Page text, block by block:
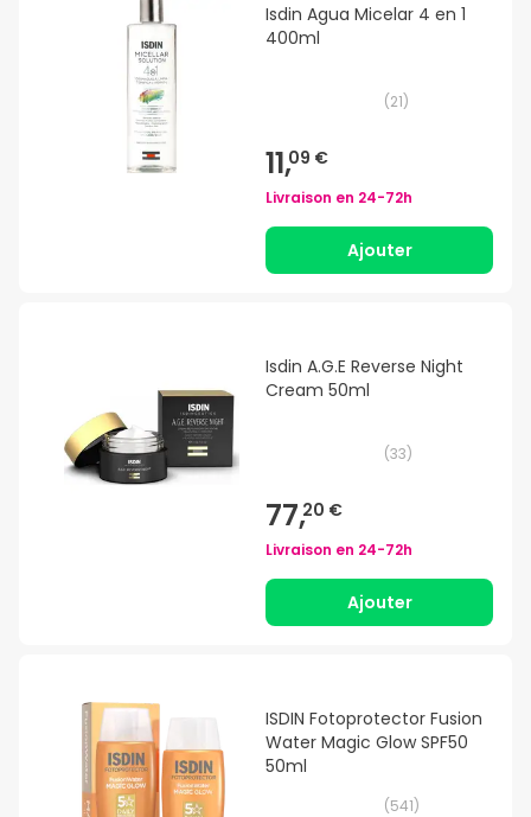
Isdin Agua Micelar 4 en 1
400ml
(21)
11,09 €
Livraison en 24-72h
Ajouter
Isdin A.G.E Reverse Night
Cream 50ml
(33)
77,20 €
Livraison en 24-72h
Ajouter
ISDIN Fotoprotector Fusion
Water Magic Glow SPF50
50ml
(541)